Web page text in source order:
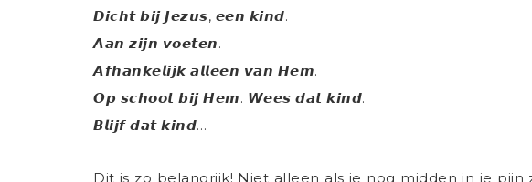
𝘿𝙞𝙘𝙝𝙩 𝙗𝙞𝙟 𝙅𝙚𝙯𝙪𝙨, 𝙚𝙚𝙣 𝙠𝙞𝙣𝙙.
𝘼𝙖𝙣 𝙯𝙞𝙟𝙣 𝙫𝙤𝙚𝙩𝙚𝙣.
𝘼𝙛𝙝𝙖𝙣𝙠𝙚𝙡𝙞𝙟𝙠 𝙖𝙡𝙡𝙚𝙚𝙣 𝙫𝙖𝙣 𝙃𝙚𝙢.
𝙊𝙥 𝙨𝙘𝙝𝙤𝙤𝙩 𝙗𝙞𝙟 𝙃𝙚𝙢. 𝙒𝙚𝙚𝙨 𝙙𝙖𝙩 𝙠𝙞𝙣𝙙.
𝘽𝙡𝙞𝙟𝙛 𝙙𝙖𝙩 𝙠𝙞𝙣𝙙…
Dit is zo belangrijk! Niet alleen als je nog midden in je